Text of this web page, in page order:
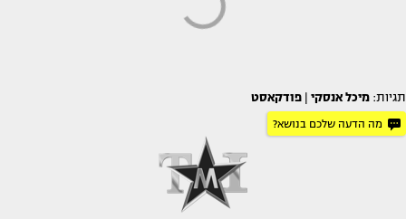
תגיות: מיכל אנסקי פודקאסט
מה הדעה שלכם בנושא?